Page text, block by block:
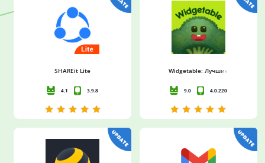
SHAREit Lite
4.1 3.9.8
Widgetable: Лучшие друзья
9.0 4.0.220